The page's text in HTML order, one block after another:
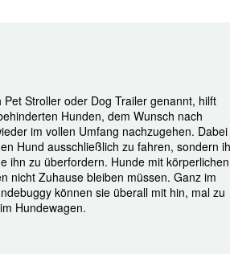
Pet Stroller oder Dog Trailer genannt, hilft
Hunden, dem Wunsch nach
im vollen Umfang nachzugehen. Dabei
Hund ausschließlich zu fahren, sondern
ihn zu überfordern. Hunde mit körperlichen
nicht Zuhause bleiben müssen. Ganz im
können sie überall mit hin, mal zu
Hundewagen.